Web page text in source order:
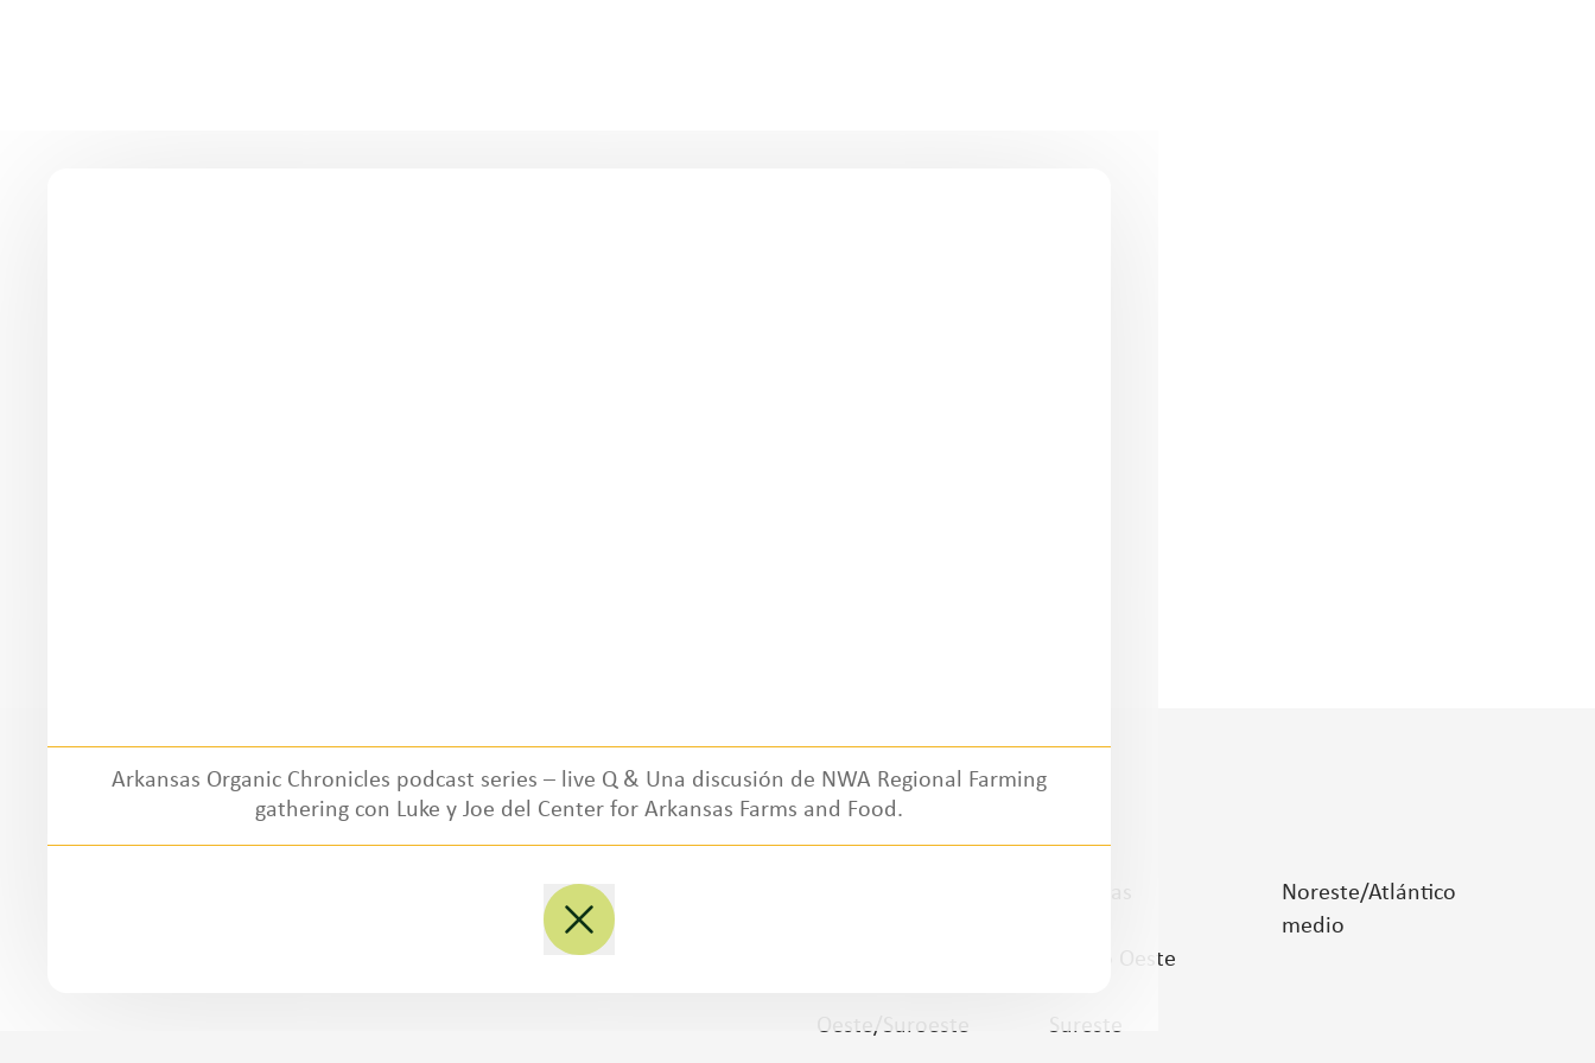
Arkansas Organic Chronicles podcast series – live Q & Una discusión de NWA Regional Farming
gathering con Luke y Joe del Center for Arkansas Farms and Food.Socios regionales
Oeste/Suroeste
Medio Oeste
Sureste
Noreste/Atlántico
medio